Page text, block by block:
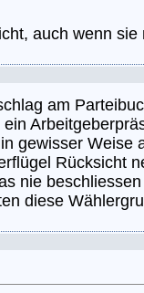
auch wenn
am
gewisser Weise
Rücksicht
nie
diese